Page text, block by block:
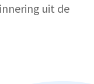
uit de